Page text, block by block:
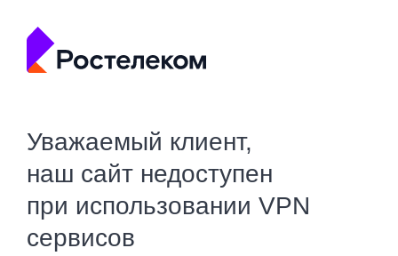
Уважаемый клиент,
наш сайт недоступен
при использовании VPN
сервисов